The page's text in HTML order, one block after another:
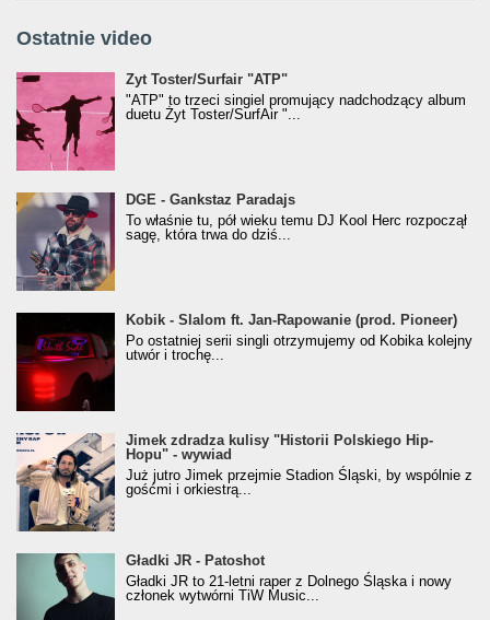
Ostatnie video
Żyt Toster/SurfAir - ATP VIDEO
Żyt Toster/Surfair "ATP"
"ATP" to trzeci singiel promujący nadchodzący album
duetu Żyt Toster/SurfAir "...
donGURALesko z nagrodą za
Klasyczny/Trueschoolowy Album Roku
(Popkillery 2023)
DGE - Gankstaz Paradajs
To właśnie tu, pół wieku temu DJ Kool Herc rozpoczął
sagę, która trwa do dziś...
Kobik - Slalom ft. Jan-Rapowanie (prod. Pioneer)
[Official Music Visualiser]
Kobik - Slalom ft. Jan-Rapowanie (prod. Pioneer)
Po ostatniej serii singli otrzymujemy od Kobika kolejny
utwór i trochę...
Jimek zdradza kulisy "Historii Polskiego Hip-
Hopu" - wywiad
Jimek zdradza kulisy "Historii Polskiego Hip-
Hopu" - wywiad
Już jutro Jimek przejmie Stadion Śląski, by wspólnie z
gośćmi i orkiestrą...
Gładki JR - Patoshot
Gładki JR - Patoshot
Gładki JR to 21-letni raper z Dolnego Śląska i nowy
członek wytwórni TiW Music...